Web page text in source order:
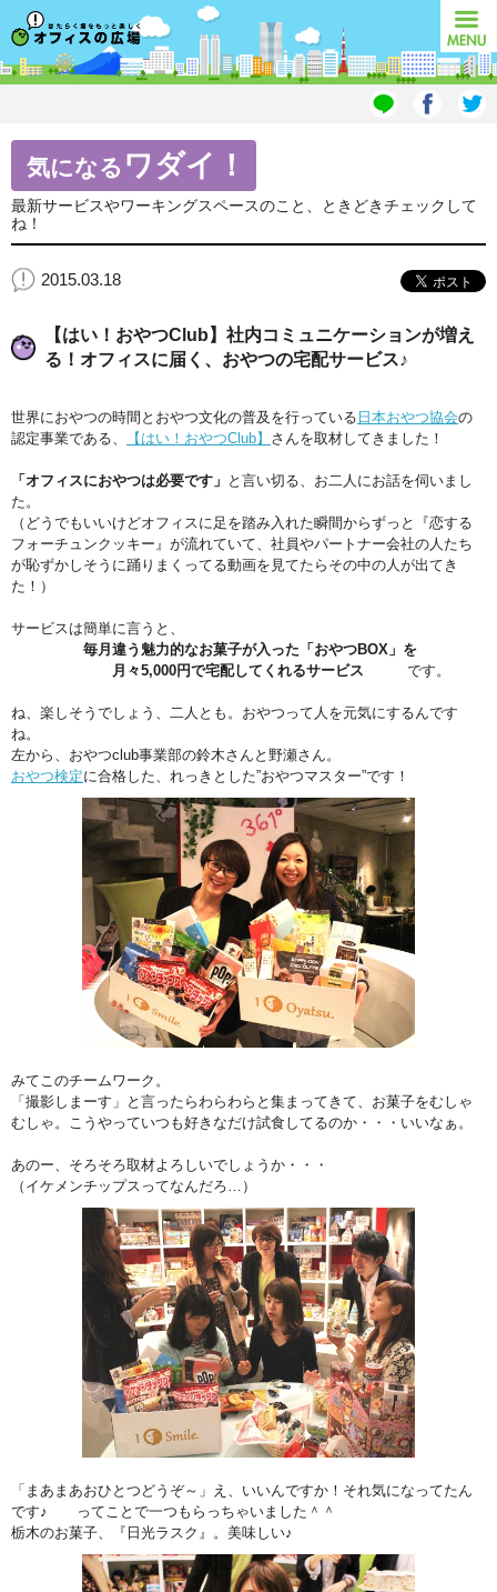
オフィスの広場 MENU
気になる ワダイ！
最新サービスやワーキングスペースのこと、ときどきチェックして
ね！
2015.03.18
【はい！おやつClub】社内コミュニケーションが増え
る！オフィスに届く、おやつの宅配サービス♪
世界におやつの時間とおやつ文化の普及を行っている 日本おやつ協会の
認定事業である、
【はい！おやつClub】 さんを取材してきました！
「オフィスにおやつは必要です」 と言い切る、お二人にお話を伺いまし
た。
（どうでもいいけどオフィスに足を踏み入れた瞬間からずっと『恋する
フォーチュンクッキー』が流れていて、社員やパートナー会社の人たち
が恥ずかしそうに踊りまくってる動画を見てたらその中の人が出てき
た！）
サービスは簡単に言うと、
毎月違う魅力的なお菓子が入った「おやつBOX」を
月々5,000円で宅配してくれるサービス です。
ね、楽しそうでしょう、二人とも。おやつって人を元気にするんです
ね。
左から、おやつclub事業部の鈴木さんと野瀬さん。
おやつ検定に合格した、れっきとした”おやつマスター”です！
みてこのチームワーク。
「撮影しまーす」と言ったらわらわらと集まってきて、お菓子をむしゃ
むしゃ。こうやっていつも好きなだけ試食してるのか・・・いいなぁ。
あのー、そろそろ取材よろしいでしょうか・・・
（イケメンチップスってなんだろ…）
「まあまあおひとつどうぞ～」え、いいんですか！それ気になってたん
です♪ ってことで一つもらっちゃいました＾＾
栃木のお菓子、『日光ラスク』。美味しい♪